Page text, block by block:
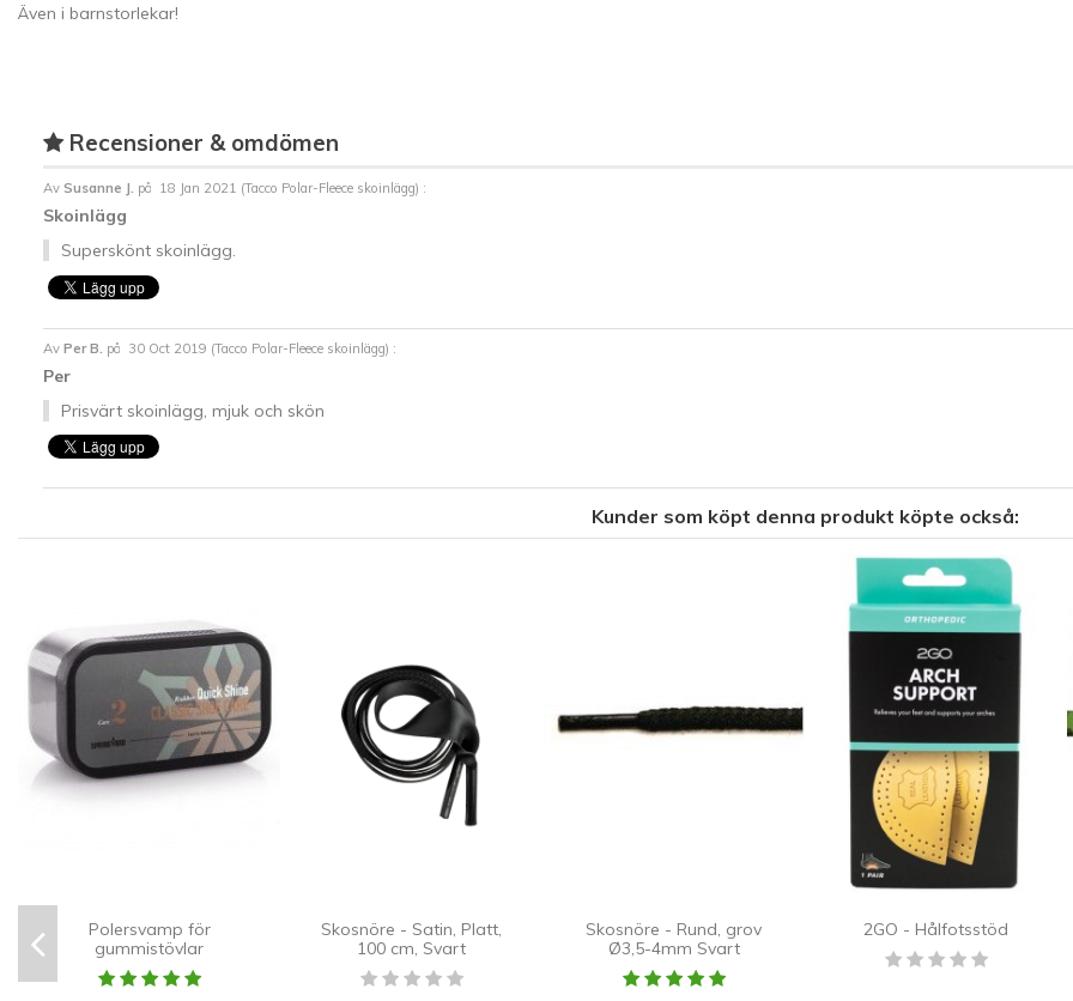
Även i barnstorlekar!
Recensioner & omdömen
Av Susanne J. på 18 Jan 2021 (Tacco Polar-Fleece skoinlägg) :
Skoinlägg
Superskönt skoinlägg.
Av Per B. på 30 Oct 2019 (Tacco Polar-Fleece skoinlägg) :
Per
Prisvärt skoinlägg, mjuk och skön
Kunder som köpt denna produkt köpte också:
Polersvamp för
gummistövlar
Skosnöre - Satin, Platt,
100 cm, Svart
Skosnöre - Rund, grov
Ø3,5-4mm Svart
2GO - Hålfotsstöd